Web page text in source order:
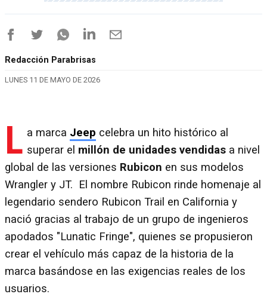
Redacción Parabrisas
LUNES 11 DE MAYO DE 2026
L a marca Jeep celebra un hito histórico al
superar el millón de unidades vendidas a nivel
global de las versiones Rubicon en sus modelos
Wrangler y JT. El nombre Rubicon rinde homenaje al
legendario sendero Rubicon Trail en California y
nació gracias al trabajo de un grupo de ingenieros
apodados "Lunatic Fringe", quienes se propusieron
crear el vehículo más capaz de la historia de la
marca basándose en las exigencias reales de los
usuarios.